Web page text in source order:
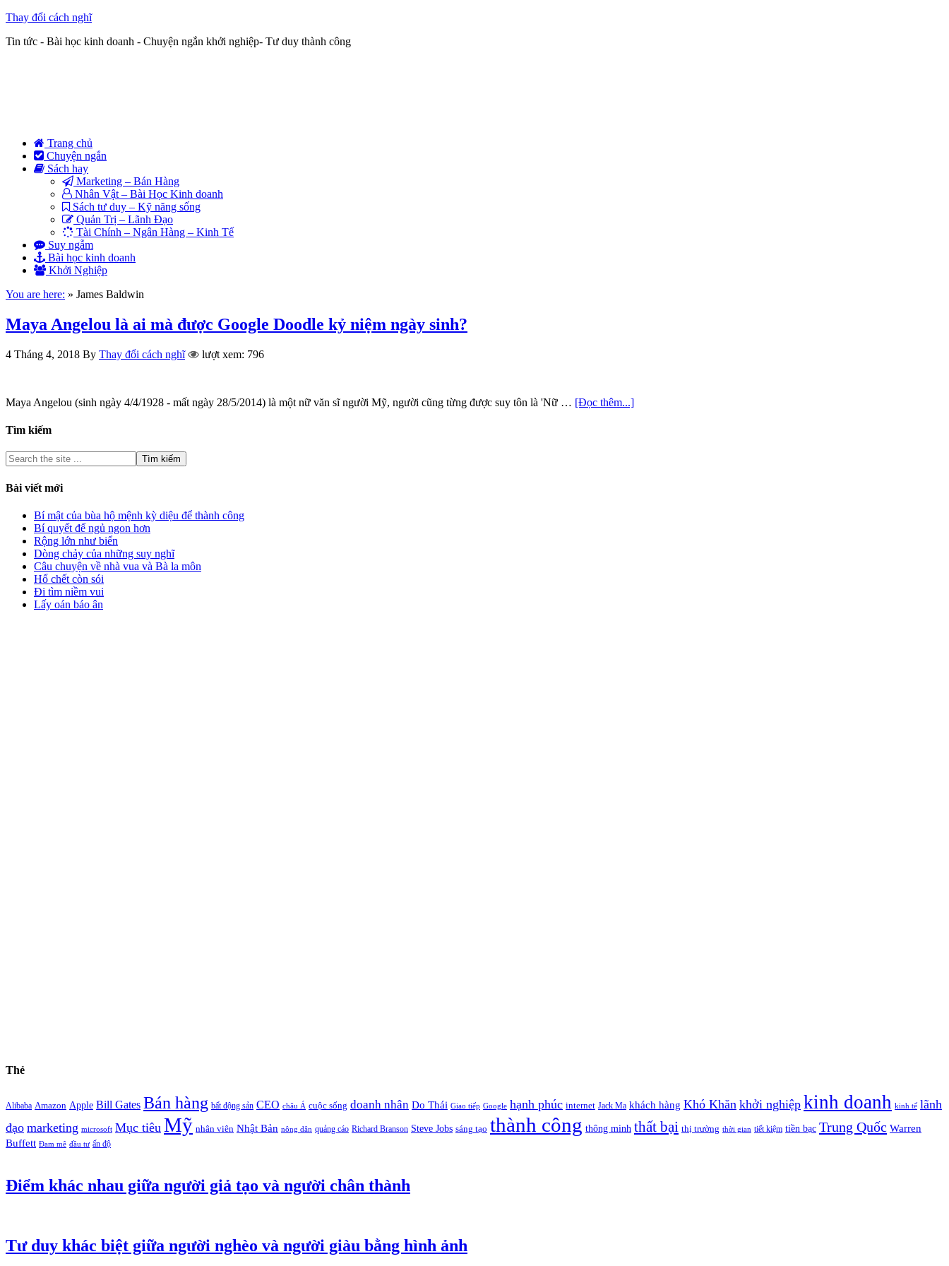
Thay đổi cách nghĩ
Tin tức - Bài học kinh doanh - Chuyện ngắn khởi nghiệp- Tư duy thành công
Trang chủ
Chuyện ngắn
Sách hay
Marketing – Bán Hàng
Nhân Vật – Bài Học Kinh doanh
Sách tư duy – Kỹ năng sống
Quản Trị – Lãnh Đạo
Tài Chính – Ngân Hàng – Kinh Tế
Suy ngẫm
Bài học kinh doanh
Khởi Nghiệp
You are here: » James Baldwin
Maya Angelou là ai mà được Google Doodle kỷ niệm ngày sinh?
4 Tháng 4, 2018 By Thay đổi cách nghĩ lượt xem: 796
Maya Angelou (sinh ngày 4/4/1928 - mất ngày 28/5/2014) là một nữ văn sĩ người Mỹ, người cũng từng được suy tôn là 'Nữ … [Đọc thêm...]
Tìm kiếm
Bài viết mới
Bí mật của bùa hộ mệnh kỳ diệu để thành công
Bí quyết để ngủ ngon hơn
Rộng lớn như biển
Dòng chảy của những suy nghĩ
Câu chuyện về nhà vua và Bà la môn
Hổ chết còn sói
Đi tìm niềm vui
Lấy oán báo ân
Thẻ
Alibaba Amazon Apple Bill Gates Bán hàng bất động sản CEO châu Á cuộc sống doanh nhân Do Thái Giao tiếp Google hạnh phúc internet Jack Ma khách hàng Khó Khăn khởi nghiệp kinh doanh kinh tế lãnh
đạo marketing microsoft Mục tiêu Mỹ nhân viên Nhật Bản nông dân quảng cáo Richard Branson Steve Jobs sáng tạo thành công thông minh thất bại thị trường thời gian tiết kiệm tiền bạc Trung Quốc Warren
Buffett Đam mê đầu tư ấn độ
Điểm khác nhau giữa người giả tạo và người chân thành
Tư duy khác biệt giữa người nghèo và người giàu bằng hình ảnh